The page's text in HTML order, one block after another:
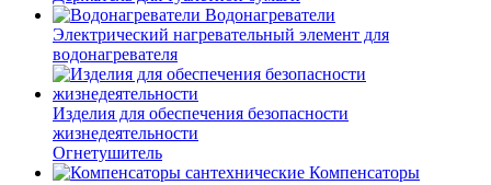
Водонагреватели
Электрический нагревательный элемент для
водонагревателя
Изделия для обеспечения безопасности
жизнедеятельности
Огнетушитель
Компенсаторы